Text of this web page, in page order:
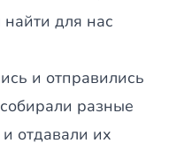
для нас
и отправились
разные
отдавали их